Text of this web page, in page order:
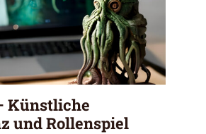
Künstliche
und Rollenspiel